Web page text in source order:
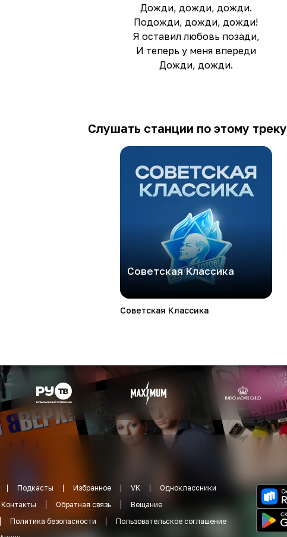
Дожди, дожди, дожди.
Подожди, дожди, дожди!
Я оставил любовь позади,
И теперь у меня впереди
Дожди, дожди.
Слушать станции по этому треку
Советская Классика
Советская Классика
Подкасты Избранное VK
Одноклассники
Контакты Обратная связь
Вещание
Политика безопасности
Пользовательское соглашение